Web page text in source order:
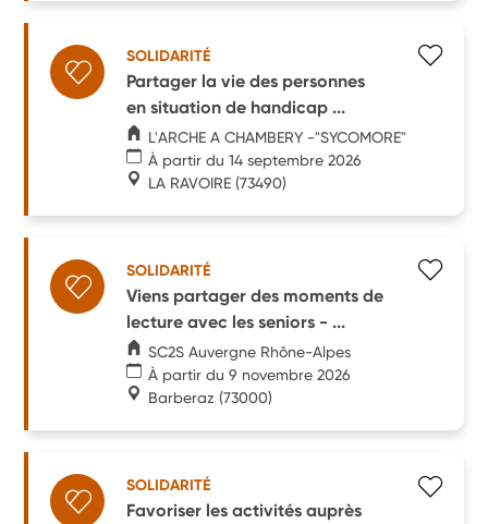
SOLIDARITÉ
Partager la vie des personnes
en situation de handicap ...
L'ARCHE A CHAMBERY -"SYCOMORE"
À partir du 14 septembre 2026
LA RAVOIRE (73490)
SOLIDARITÉ
Viens partager des moments de
lecture avec les seniors - ...
SC2S Auvergne Rhône-Alpes
À partir du 9 novembre 2026
Barberaz (73000)
SOLIDARITÉ
Favoriser les activités auprès